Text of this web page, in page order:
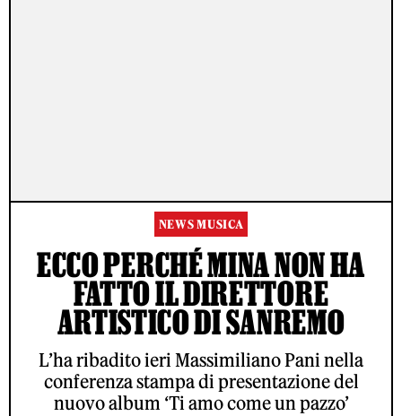
NEWS MUSICA
ECCO PERCHÉ MINA NON HA
FATTO IL DIRETTORE
ARTISTICO DI SANREMO
L’ha ribadito ieri Massimiliano Pani nella
conferenza stampa di presentazione del
nuovo album ‘Ti amo come un pazzo’